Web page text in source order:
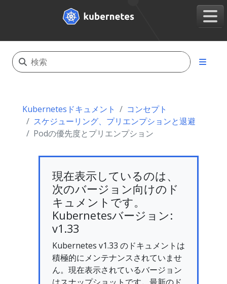
Kubernetesドキュメント
コンセプト
スケジューリング、プリエンプションと退避
Podの優先度とプリエンプション
現在表示しているのは、
次のバージョン向けのド
キュメントです。
Kubernetesバージョン:
v1.33
Kubernetes v1.33 のドキュメントは
積極的にメンテナンスされていませ
ん。現在表示されているバージョン